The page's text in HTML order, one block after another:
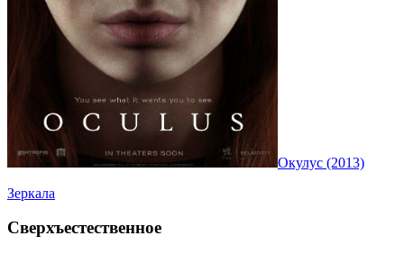
Окулус (2013)
Зеркала
Сверхъестественное